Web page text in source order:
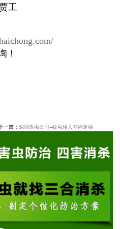
工
！
一篇： 深圳杀虫公司--蚊虫侵入室内途径